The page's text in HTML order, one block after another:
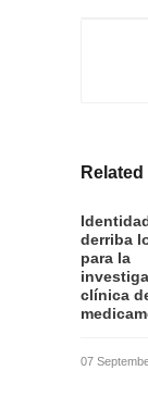
derriba
para la
clínica
07